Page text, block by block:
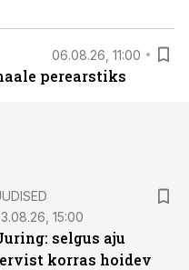
06.08.26, 11:00
perearstiks
15:00
selgus aju
korras hoidev